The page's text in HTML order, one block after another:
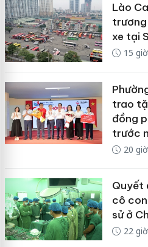
Lào
trương
xe tại
15
trao
đồng
trước
20
Quyết
cô
sử ở
22